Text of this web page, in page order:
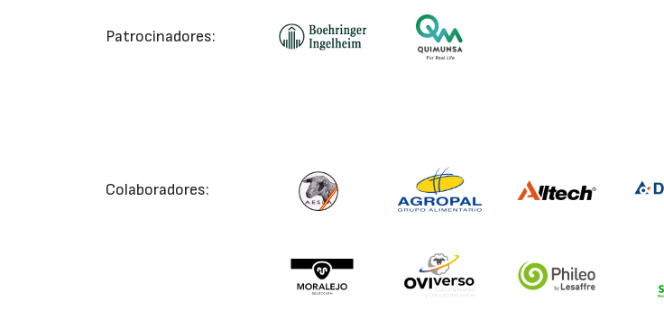
Patrocinadores:
Colaboradores: